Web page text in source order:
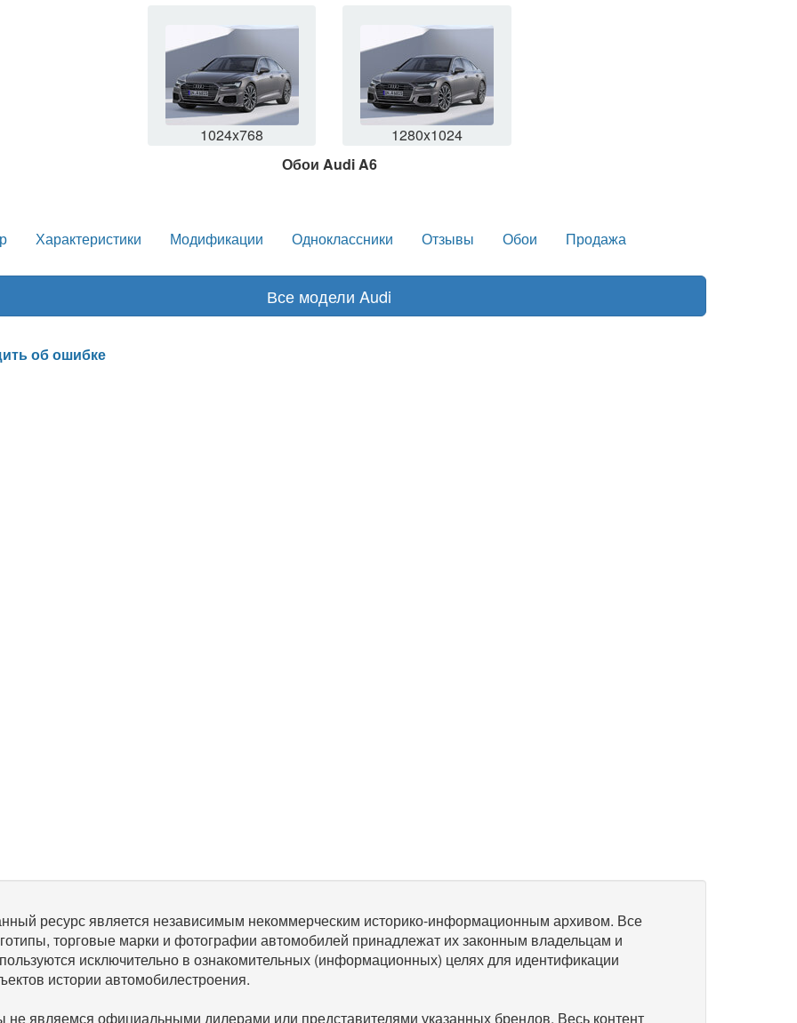
1024x768
1280x1024
Обои Audi A6
Характеристики Модификации Одноклассники Отзывы Обои Продажа
Все модели Audi
об ошибке
ресурс является независимым некоммерческим историко-информационным архивом. Все
торговые марки и фотографии автомобилей принадлежат их законным владельцам и
исключительно в ознакомительных (информационных) целях для идентификации
истории автомобилестроения.
являемся официальными дилерами или представителями указанных брендов. Весь контент